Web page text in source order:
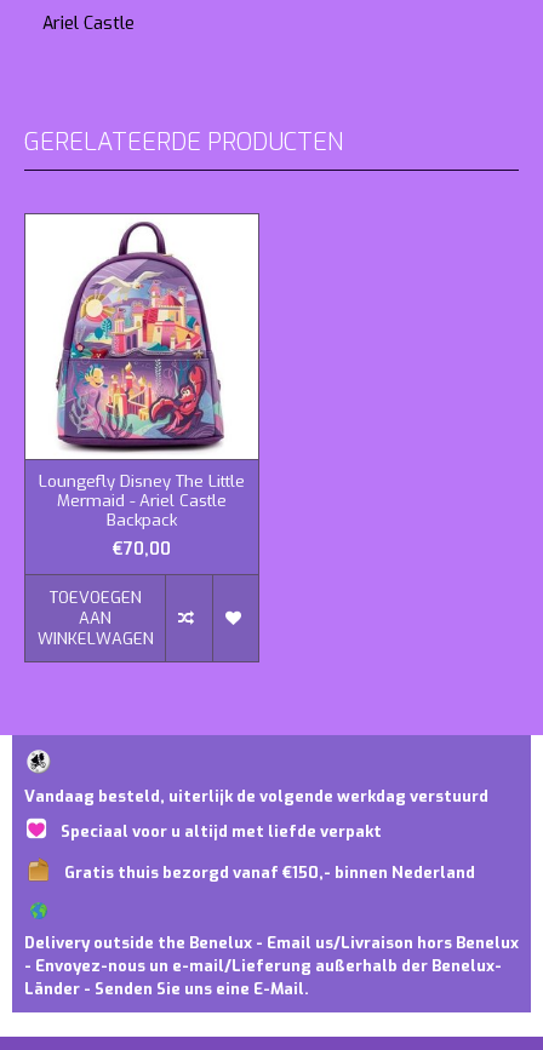
Ariel Castle
GERELATEERDE PRODUCTEN
Loungefly Disney The Little
Mermaid - Ariel Castle
Backpack
€70,00
TOEVOEGEN
AAN
WINKELWAGEN
Vandaag besteld, uiterlijk de volgende werkdag verstuurd
Speciaal voor u altijd met liefde verpakt
Gratis thuis bezorgd vanaf €150,- binnen Nederland
Delivery outside the Benelux - Email us/Livraison hors Benelux
- Envoyez-nous un e-mail/Lieferung außerhalb der Benelux-
Länder - Senden Sie uns eine E-Mail.